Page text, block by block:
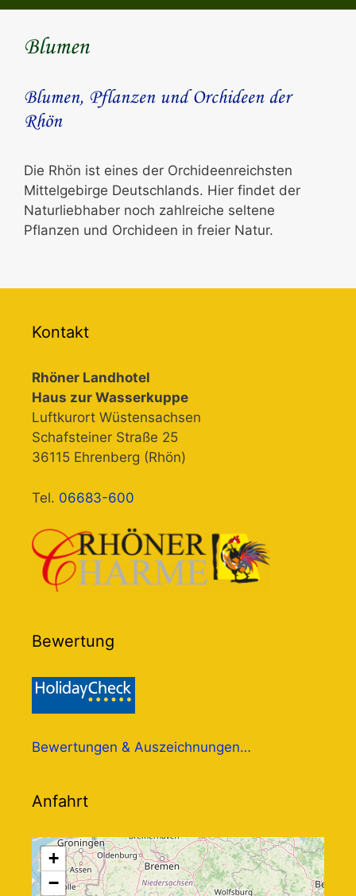
Blumen
Blumen, Pflanzen und Orchideen der
Rhön
Die Rhön ist eines der Orchideenreichsten
Mittelgebirge Deutschlands. Hier findet der
Naturliebhaber noch zahlreiche seltene
Pflanzen und Orchideen in freier Natur.
Kontakt
Rhöner Landhotel
Haus zur Wasserkuppe
Luftkurort Wüstensachsen
Schafsteiner Straße 25
36115 Ehrenberg (Rhön)
Tel. 06683-600
Bewertung
Bewertungen & Auszeichnungen…
Anfahrt
+
−